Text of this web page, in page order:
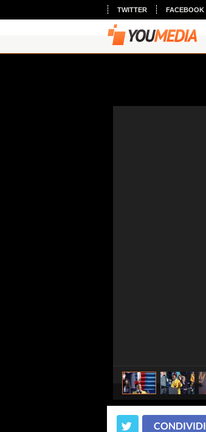
TWITTER FACEBOOK
CONDIVIDI